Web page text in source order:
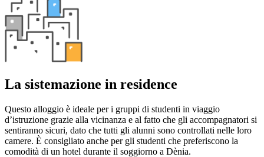
La sistemazione in residence
Questo alloggio è ideale per i gruppi di studenti in viaggio
d’istruzione grazie alla vicinanza e al fatto che gli accompagnatori si
sentiranno sicuri, dato che tutti gli alunni sono controllati nelle loro
camere. È consigliato anche per gli studenti che preferiscono la
comodità di un hotel durante il soggiorno a Dènia.